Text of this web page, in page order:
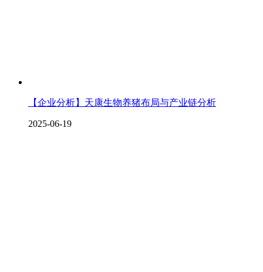
【企业分析】天康生物养猪布局与产业链分析
2025-06-19